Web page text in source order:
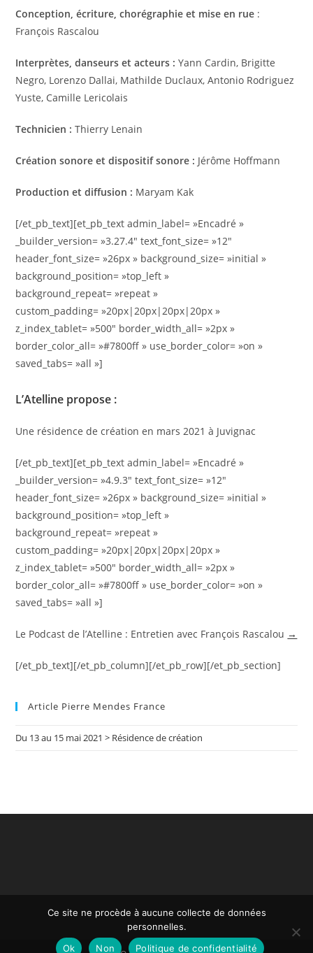
Conception, écriture, chorégraphie et mise en rue :
François Rascalou
Interprètes, danseurs et acteurs : Yann Cardin, Brigitte
Negro, Lorenzo Dallai, Mathilde Duclaux,Antonio Rodriguez
Yuste, Camille Lericolais
Technicien : Thierry Lenain
Création sonore et dispositif sonore : Jérôme Hoffmann
Production et diffusion : Maryam Kak
[/et_pb_text][et_pb_text admin_label= »Encadré »
_builder_version= »3.27.4″ text_font_size= »12″
header_font_size= »26px » background_size= »initial »
background_position= »top_left »
background_repeat= »repeat »
custom_padding= »20px|20px|20px|20px »
z_index_tablet= »500″ border_width_all= »2px »
border_color_all= »#7800ff » use_border_color= »on »
saved_tabs= »all »]
L’Atelline propose :
Une résidence de création en mars 2021 à Juvignac
[/et_pb_text][et_pb_text admin_label= »Encadré »
_builder_version= »4.9.3″ text_font_size= »12″
header_font_size= »26px » background_size= »initial »
background_position= »top_left »
background_repeat= »repeat »
custom_padding= »20px|20px|20px|20px »
z_index_tablet= »500″ border_width_all= »2px »
border_color_all= »#7800ff » use_border_color= »on »
saved_tabs= »all »]
Le Podcast de l’Atelline : Entretien avec François Rascalou →
[/et_pb_text][/et_pb_column][/et_pb_row][/et_pb_section]
Article Pierre Mendes France
Du 13 au 15 mai 2021 > Résidence de création
Ce site ne procède à aucune collecte de données
personnelles.
Ok
Non Politique de confidentialité